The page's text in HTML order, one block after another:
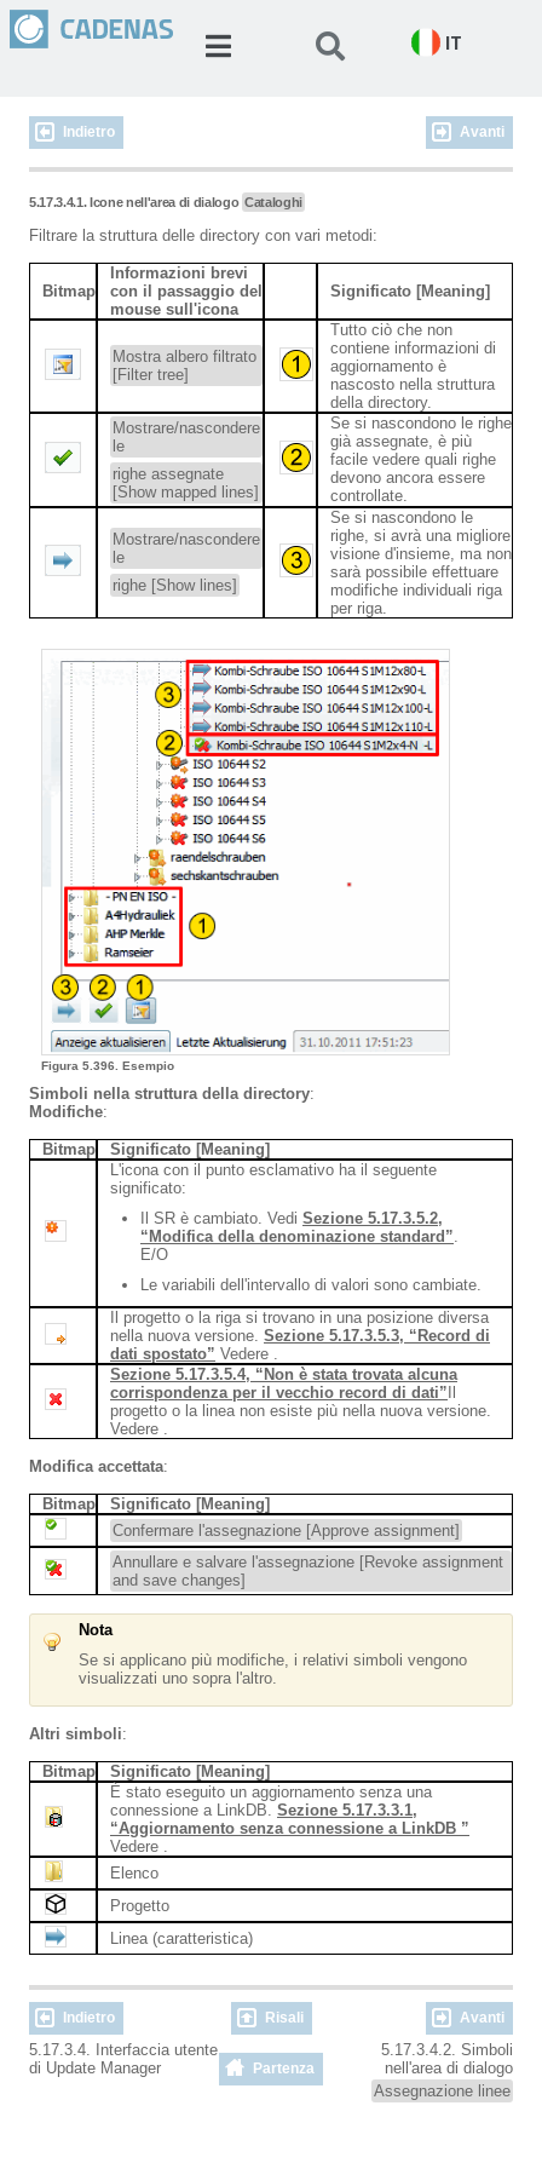
IT
Indietro Avanti
5.17.3.4.1. Icone nell'area di dialogo Cataloghi
Filtrare la struttura delle directory con vari metodi:
Bitmap
Informazioni brevi
con il passaggio del
mouse sull'icona
Significato [Meaning]
Mostra albero filtrato
[Filter tree]
Tutto ciò che non
contiene informazioni di
aggiornamento è
nascosto nella struttura
della directory.
Mostrare/nascondere
le
righe assegnate
[Show mapped lines]
Se si nascondono le righe
già assegnate, è più
facile vedere quali righe
devono ancora essere
controllate.
Mostrare/nascondere
le
righe [Show lines]
Se si nascondono le
righe, si avrà una migliore
visione d'insieme, ma non
sarà possibile effettuare
modifiche individuali riga
per riga.
Figura 5.396. Esempio
Simboli nella struttura della directory:
Modifiche:
Bitmap
Significato [Meaning]
L'icona con il punto esclamativo ha il seguente
significato:
Il SR è cambiato. Vedi Sezione 5.17.3.5.2,
“Modifica della denominazione standard”.
E/O
Le variabili dell'intervallo di valori sono cambiate.
Il progetto o la riga si trovano in una posizione diversa
nella nuova versione. Sezione 5.17.3.5.3, “Record di
dati spostato” Vedere .
Sezione 5.17.3.5.4, “Non è stata trovata alcuna
corrispondenza per il vecchio record di dati”
progetto o la linea non esiste più nella nuova versione.
Vedere .
Modifica accettata:
Bitmap
Significato [Meaning]
Confermare l'assegnazione [Approve assignment]
Annullare e salvare l'assegnazione [Revoke assignment
and save changes]
Nota
Se si applicano più modifiche, i relativi simboli vengono
visualizzati uno sopra l'altro.
Altri simboli:
Bitmap
Significato [Meaning]
È stato eseguito un aggiornamento senza una
connessione a LinkDB. Sezione 5.17.3.3.1,
“Aggiornamento senza connessione a LinkDB ”
Vedere .
Elenco
Progetto
Linea (caratteristica)
Indietro Risali Avanti
5.17.3.4. Interfaccia utente
di Update Manager
Partenza
5.17.3.4.2. Simboli
nell'area di dialogo
Assegnazione linee